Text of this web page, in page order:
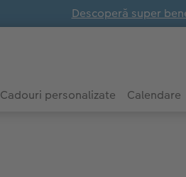
Descoperă super
Cadouri personalizate Calendare